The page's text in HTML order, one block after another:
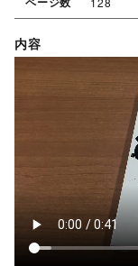
内容